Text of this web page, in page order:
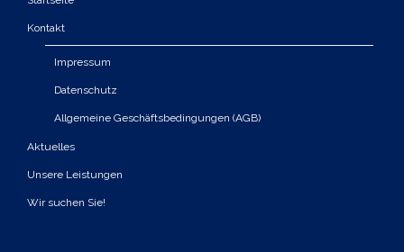
Kontakt
Impressum
Datenschutz
Allgemeine Geschäftsbedingungen (AGB)
Aktuelles
Unsere Leistungen
Wir suchen Sie!